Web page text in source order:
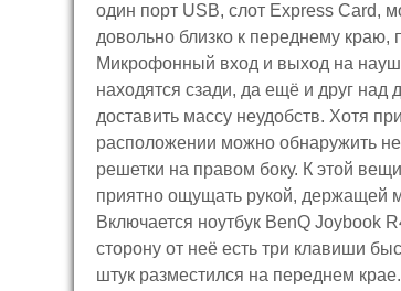
один порт USB, слот Express Card,
довольно близко к переднему
Микрофонный вход и выход на
находятся сзади, да ещё и друг над
доставить массу неудобств. Хотя
расположении можно обнаружить
решетки на правом боку. К этой
приятно ощущать рукой, держащей
Включается ноутбук BenQ Joybook
сторону от неё есть три клавиши
штук разместился на переднем